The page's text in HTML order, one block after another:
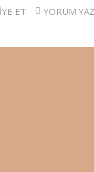
ET YORUM YAZ